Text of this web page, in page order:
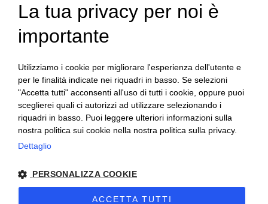
La tua privacy per noi è
importante
Utilizziamo i cookie per migliorare l'esperienza dell'utente e
per le finalità indicate nei riquadri in basso. Se selezioni
"Accetta tutti" acconsenti all'uso di tutti i cookie, oppure puoi
sceglierei quali ci autorizzi ad utilizzare selezionando i
riquadri in basso. Puoi leggere ulteriori informazioni sulla
nostra politica sui cookie nella nostra politica sulla privacy.
Dettaglio
PERSONALIZZA COOKIE
ACCETTA TUTTI